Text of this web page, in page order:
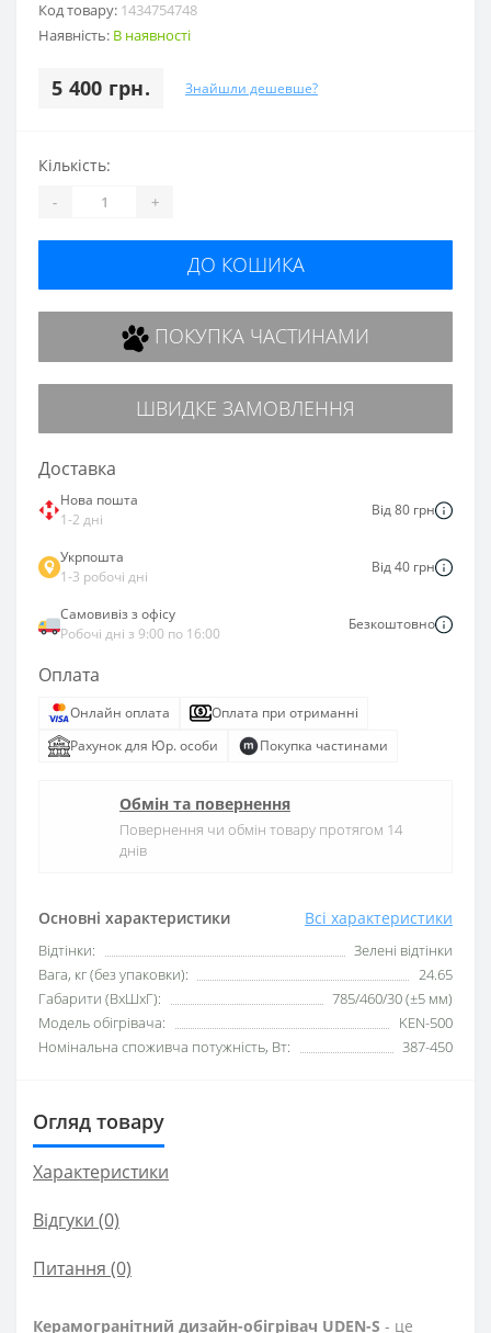
Код товару: 1434754748
Наявність: В наявності
5 400 грн. Знайшли дешевше?
Основні характеристики Всі характеристики
Відтінки:
Зелені відтінки
Вага, кг (без упаковки):
24.65
Габарити (ВхШхГ):
785/460/30 (±5 мм)
Модель обігрівача:
KEN-500
Номінальна споживча потужність, Вт:
387-450
Кількість:
- +
ДО КОШИКА
ПОКУПКА ЧАСТИНАМИ
ШВИДКЕ ЗАМОВЛЕННЯ
Доставка
Нова пошта
1-2 дні
Від 80 грн
Укрпошта
1-3 робочі дні
Від 40 грн
Самовивіз з офісу
Робочі дні з 9:00 по 16:00
Безкоштовно
Оплата
Онлайн оплата
Оплата при отриманні
Рахунок для Юр. особи
Покупка частинами
Обмін та повернення
Повернення чи обмін товару протягом 14
днів
Огляд товару
Характеристики
Відгуки (0)
Питання (0)
Керамогранітний дизайн-обігрівач UDEN-S - це